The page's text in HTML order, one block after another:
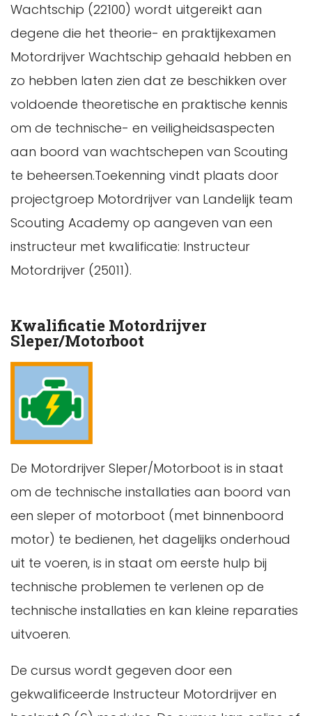
Wachtschip (22100) wordt uitgereikt aan
degene die het theorie- en praktijkexamen
Motordrijver Wachtschip gehaald hebben en
zo hebben laten zien dat ze beschikken over
voldoende theoretische en praktische kennis
om de technische- en veiligheidsaspecten
aan boord van wachtschepen van Scouting
te beheersen.Toekenning vindt plaats door
projectgroep Motordrijver van Landelijk team
Scouting Academy op aangeven van een
instructeur met kwalificatie: Instructeur
Motordrijver (25011).
Kwalificatie Motordrijver
Sleper/Motorboot
De Motordrijver Sleper/Motorboot is in staat
om de technische installaties aan boord van
een sleper of motorboot (met binnenboord
motor) te bedienen, het dagelijks onderhoud
uit te voeren, is in staat om eerste hulp bij
technische problemen te verlenen op de
technische installaties en kan kleine reparaties
uitvoeren.
De cursus wordt gegeven door een
gekwalificeerde Instructeur Motordrijver en